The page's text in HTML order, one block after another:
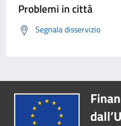
Problemi in città
Segnala disservizio